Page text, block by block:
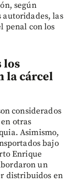
según
autoridades, las
penal con los
los
la cárcel
considerados
otras
Asimismo,
bajo
Enrique
un
distribuidos en